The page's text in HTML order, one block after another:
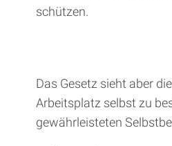
schützen.
Das Gesetz sieht aber
Arbeitsplatz selbst zu
gewährleisteten